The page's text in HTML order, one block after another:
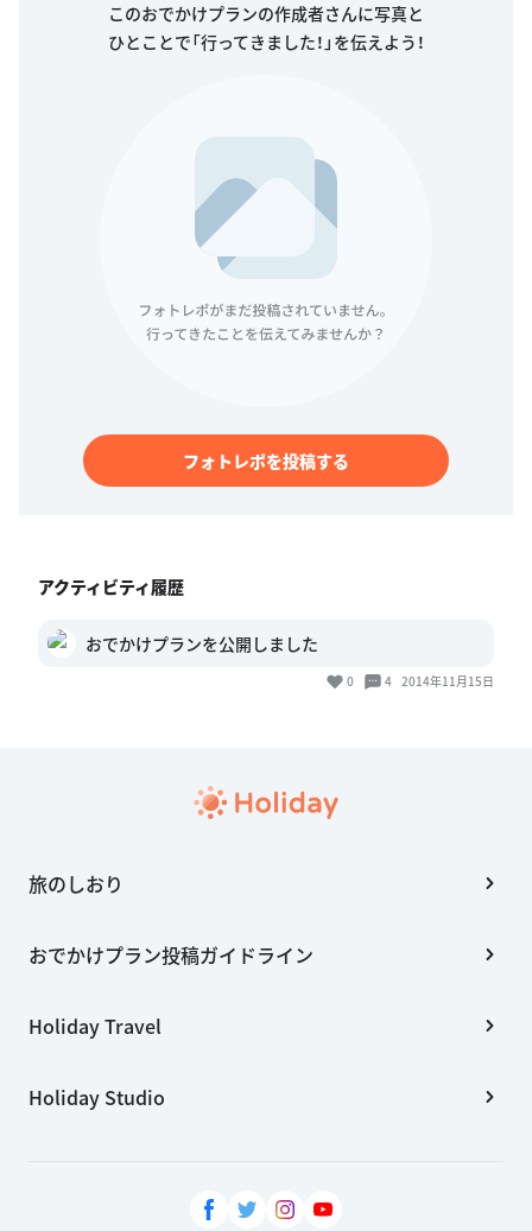
このおでかけプランの作成者さんに写真と
ひとことで「行ってきました！」を伝えよう！
フォトレポを投稿する
アクティビティ履歴
おでかけプランを公開しました
0 4 2014年11月15日
旅のしおり
おでかけプラン投稿ガイドライン
Holiday Travel
Holiday Studio